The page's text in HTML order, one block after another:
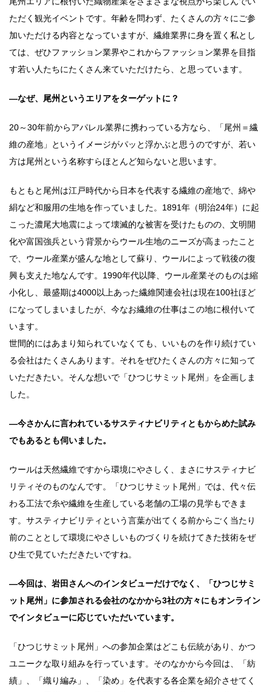
ただく観光イベントです。年齢を問わず、たくさんの方々にご参
加いただける内容となっていますが、繊維業界に身を置く私とし
ては、ぜひファッション業界やこれからファッション業界を目指
す若い人たちにたくさん来ていただけたら、と思っています。
―なぜ、尾州というエリアをターゲットに？
20～30年前からアパレル業界に携わっている方なら、「尾州＝繊
維の産地」というイメージがパッと浮かぶと思うのですが、若い
方は尾州という名称すらほとんど知らないと思います。
もともと尾州は江戸時代から日本を代表する繊維の産地で、綿や
絹など和服用の生地を作っていました。1891年（明治24年）に起
こった濃尾大地震によって壊滅的な被害を受けたものの、文明開
化や富国強兵という背景からウール生地のニーズが高まったこと
で、ウール産業が盛んな地として蘇り、ウールによって戦後の復
興も支えた地なんです。1990年代以降、ウール産業そのものは縮
小化し、最盛期は4000以上あった繊維関連会社は現在100社ほど
になってしまいましたが、今なお繊維の仕事はこの地に根付いて
います。
世間的にはあまり知られていなくても、いいものを作り続けてい
る会社はたくさんあります。それをぜひたくさんの方々に知って
いただきたい。そんな想いで「ひつじサミット尾州」を企画しま
した。
―今さかんに言われているサスティナビリティともからめた試み
でもあるとも伺いました。
ウールは天然繊維ですから環境にやさしく、まさにサスティナビ
リティそのものなんです。「ひつじサミット尾州」では、代々伝
わる工法で糸や繊維を生産している老舗の工場の見学もできま
す。サスティナビリティという言葉が出てくる前からごく当たり
前のこととして環境にやさしいものづくりを続けてきた技術をぜ
ひ生で見ていただきたいですね。
―今回は、岩田さんへのインタビューだけでなく、「ひつじサミ
ット尾州」に参加される会社のなかから3社の方々にもオンライン
でインタビューに応じていただいています。
「ひつじサミット尾州」への参加企業はどこも伝統があり、かつ
ユニークな取り組みを行っています。そのなかから今回は、「紡
績」、「織り編み」、「染め」を代表する各企業を紹介させてく